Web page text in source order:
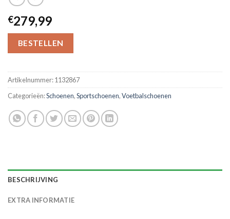
€279,99
BESTELLEN
Artikelnummer:1132867
Categorieën:Schoenen,Sportschoenen,Voetbalschoenen
BESCHRIJVING
EXTRA INFORMATIE